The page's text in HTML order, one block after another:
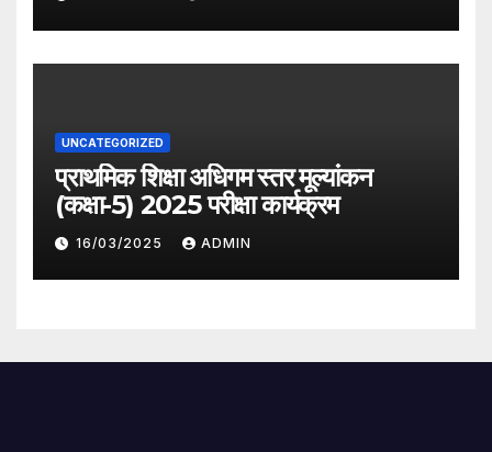
UNCATEGORIZED
प्राथमिक शिक्षा अधिगम स्तर मूल्यांकन
(कक्षा-5) 2025 परीक्षा कार्यक्रम
16/03/2025 ADMIN